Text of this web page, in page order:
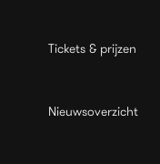
Tickets & prijzen
Nieuwsoverzicht